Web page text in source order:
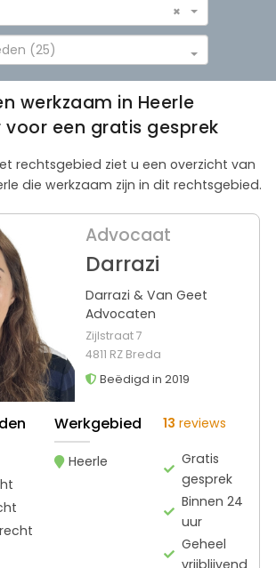
×
(25)
werkzaam in Heerle
een gratis gesprek
rechtsgebied ziet u een overzicht van
die werkzaam zijn in dit rechtsgebied.
Advocaat
Darrazi
Darrazi & Van Geet
Advocaten
Zijlstraat 7
4811 RZ Breda
Beëdigd in 2019
Werkgebied
Heerle
13 reviews
Gratis
gesprek
Binnen 24
uur
Geheel
vrijblijvend